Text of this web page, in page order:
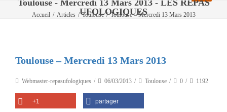
Toulouse - Mercredi 13 Mars 2013 - LES REPAS
UFOLOGIQUES
Accueil / Articles / Toulouse / Toulouse – Mercredi 13 Mars 2013
Toulouse – Mercredi 13 Mars 2013
Webmaster-repasufologiques 06/03/2013 Toulouse 0 1192
+1 partager